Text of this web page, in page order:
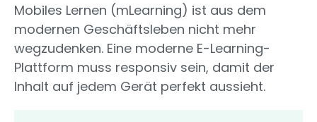
Mobiles Lernen (mLearning) ist aus dem
modernen Geschäftsleben nicht mehr
wegzudenken. Eine moderne E-Learning-
Plattform muss responsiv sein, damit der
Inhalt auf jedem Gerät perfekt aussieht.